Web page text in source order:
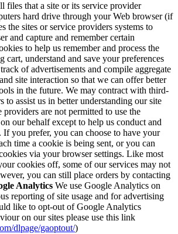
files that a site or its service provider
hard drive through your Web browser (if
the sites or service providers systems to
and capture and remember certain
to help us remember and process the
cart, understand and save your preferences
of advertisements and compile aggregate
site interaction so that we can offer better
in the future. We may contract with third-
to assist us in better understanding our site
providers are not permitted to use the
our behalf except to help us conduct and
If you prefer, you can choose to have your
time a cookie is being sent, or you can
via your browser settings. Like most
cookies off, some of our services may not
you can still place orders by contacting
Analytics We use Google Analytics on
reporting of site usage and for advertising
like to opt-out of Google Analytics
on our sites please use this link
dlpage/gaoptout/)